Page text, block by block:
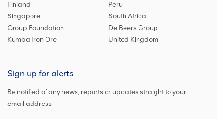
Finland
Peru
Singapore
South Africa
Group Foundation
De Beers Group
Kumba Iron Ore
United Kingdom
Sign up for alerts
Be notified of any news, reports or updates straight to your
email address